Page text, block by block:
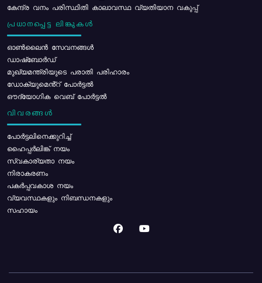
കേന്ദ്ര വനം പരിസ്ഥിതി കാലാവസ്ഥ വ്യതിയാന വകുപ്പ്
പ്രധാനപ്പെട്ട ലിങ്കുകൾ
ഓൺലൈൻ സേവനങ്ങൾ
ഡാഷ്ബോർഡ്
മുഖ്യമന്ത്രിയുടെ പരാതി പരിഹാരം
ഡോക്യുമെൻ്റ് പോർട്ടൽ
ഔദ്യോഗിക വെബ് പോർട്ടൽ
വിവരങ്ങൾ
പോര്‍ട്ടലിനെക്കുറിച്ച്
ഹൈപ്പർലിങ്ക് നയം
സ്വകാര്യതാ നയം
നിരാകരണം
പകർപ്പവകാശ നയം
വ്യവസ്ഥകളും നിബന്ധനകളും
സഹായം